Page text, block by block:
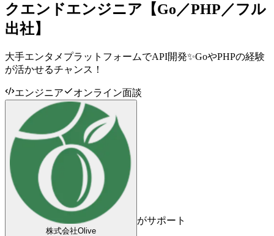
クエンドエンジニア【Go／PHP／フル
出社】
大手エンタメプラットフォームでAPI開発✨GoやPHPの経験
が活かせるチャンス！
エンジニア オンライン面談
株式会社Olive
がサポート